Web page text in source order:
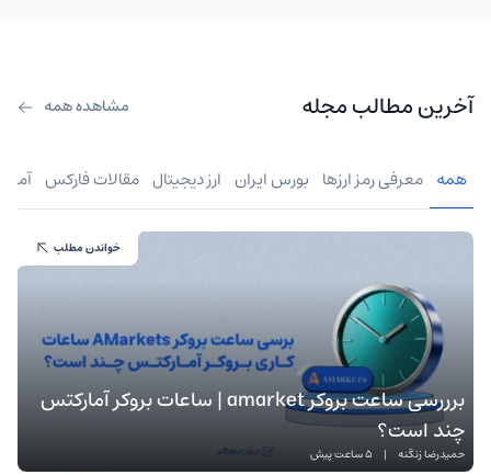
آخرین مطالب مجله مشاهده همه
همه معرفی رمز ارزها بورس ایران ارز دیجیتال مقالات فارکس
برررسی ساعت بروکر amarket | ساعات بروکر آمارکتس
چند است؟
حمیدرضا زنگنه | 5 ساعت پیش
خواندن مطلب